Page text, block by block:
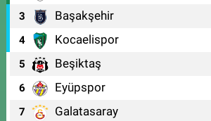
3 Başakşehir
4 Kocaelispor
5 Beşiktaş
6 Eyüpspor
7 Galatasaray